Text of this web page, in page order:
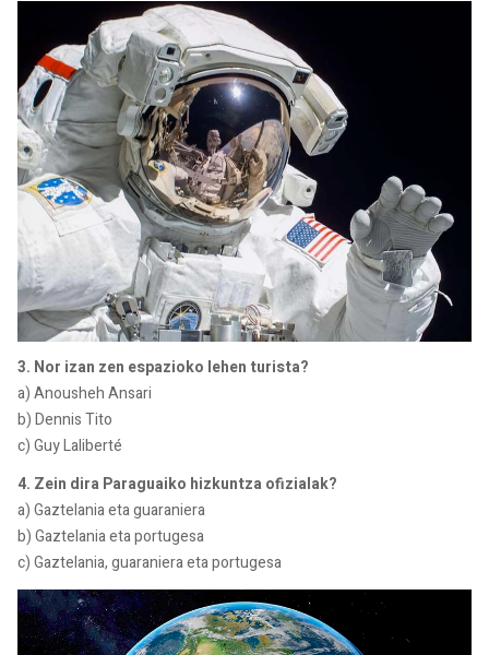
3. Nor izan zen espazioko lehen turista?
a) Anousheh Ansari
b) Dennis Tito
c) Guy Laliberté
4. Zein dira Paraguaiko hizkuntza ofizialak?
a) Gaztelania eta guaraniera
b) Gaztelania eta portugesa
c) Gaztelania, guaraniera eta portugesa